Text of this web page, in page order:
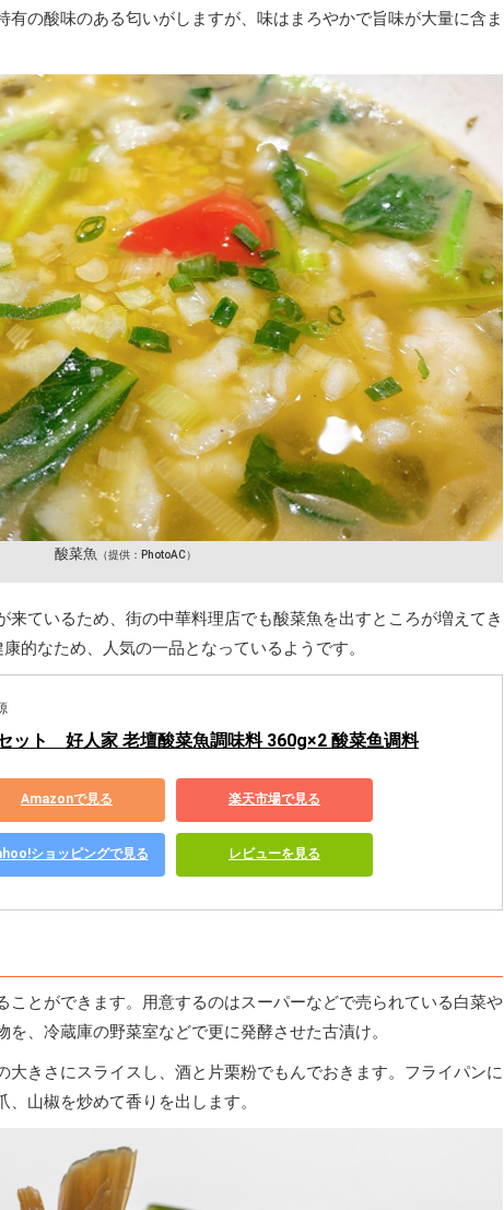
有の酸味のある匂いがしますが、味はまろやかで旨味が大量に含ま
酸菜魚 （提供：PhotoAC）
来ているため、街の中華料理店でも酸菜魚を出すところが増えてき
的なため、人気の一品となっているようです。
ット　好人家 老壇酸菜魚調味料 360g×2 酸菜鱼调料
Amazonで見る 楽天市場で見る
ショッピングで見る レビューを見る
ことができます。用意するのはスーパーなどで売られている白菜や
、冷蔵庫の野菜室などで更に発酵させた古漬け。
大きさにスライスし、酒と片栗粉でもんでおきます。フライパンに
山椒を炒めて香りを出します。